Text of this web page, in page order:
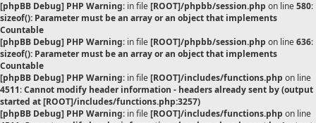
[phpBB Debug] PHP Warning: in file[ROOT]/phpbb/session.php on line580:
sizeof(): Parameter must be an array or an object that implements
Countable
[phpBB Debug] PHP Warning: in file[ROOT]/phpbb/session.php on line636:
sizeof(): Parameter must be an array or an object that implements
Countable
[phpBB Debug] PHP Warning: in file[ROOT]/includes/functions.php on line
4511:Cannot modify header information - headers already sent by (output
started at [ROOT]/includes/functions.php:3257)
[phpBB Debug] PHP Warning: in file[ROOT]/includes/functions.php on line